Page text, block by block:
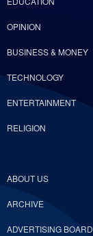
OPINION
BUSINESS & MONEY
TECHNOLOGY
ENTERTAINMENT
RELIGION
ABOUT US
ARCHIVE
ADVERTISING BOARD